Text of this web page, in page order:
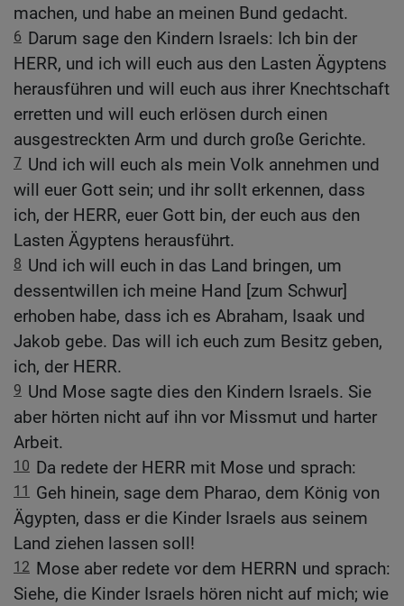
machen, und habe an meinen Bund gedacht.
6 Darum sage den Kindern Israels: Ich bin der
HERR, und ich will euch aus den Lasten Ägyptens
herausführen und will euch aus ihrer Knechtschaft
erretten und will euch erlösen durch einen
ausgestreckten Arm und durch große Gerichte.
7 Und ich will euch als mein Volk annehmen und
will euer Gott sein; und ihr sollt erkennen, dass
ich, der HERR, euer Gott bin, der euch aus den
Lasten Ägyptens herausführt.
8 Und ich will euch in das Land bringen, um
dessentwillen ich meine Hand [zum Schwur]
erhoben habe, dass ich es Abraham, Isaak und
Jakob gebe. Das will ich euch zum Besitz geben,
ich, der HERR.
9 Und Mose sagte dies den Kindern Israels. Sie
aber hörten nicht auf ihn vor Missmut und harter
Arbeit.
10 Da redete der HERR mit Mose und sprach:
11
Geh hinein, sage dem Pharao, dem König von
Ägypten, dass er die Kinder Israels aus seinem
Land ziehen lassen soll!
12 Mose aber redete vor dem HERRN und sprach:
Siehe, die Kinder Israels hören nicht auf mich; wie